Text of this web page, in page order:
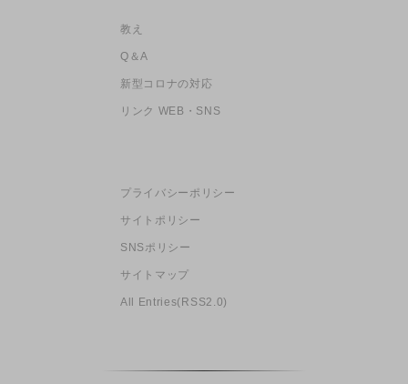
教え
Q＆A
新型コロナの対応
リンク WEB・SNS
プライバシーポリシー
サイトポリシー
SNSポリシー
サイトマップ
All Entries(RSS2.0)